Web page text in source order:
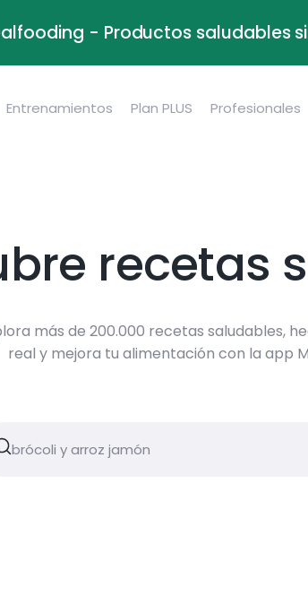
- Productos saludables
Entrenamientos Plan PLUS Profesionales
recetas
más de 200.000 recetas saludables,
real y mejora tu alimentación con la app